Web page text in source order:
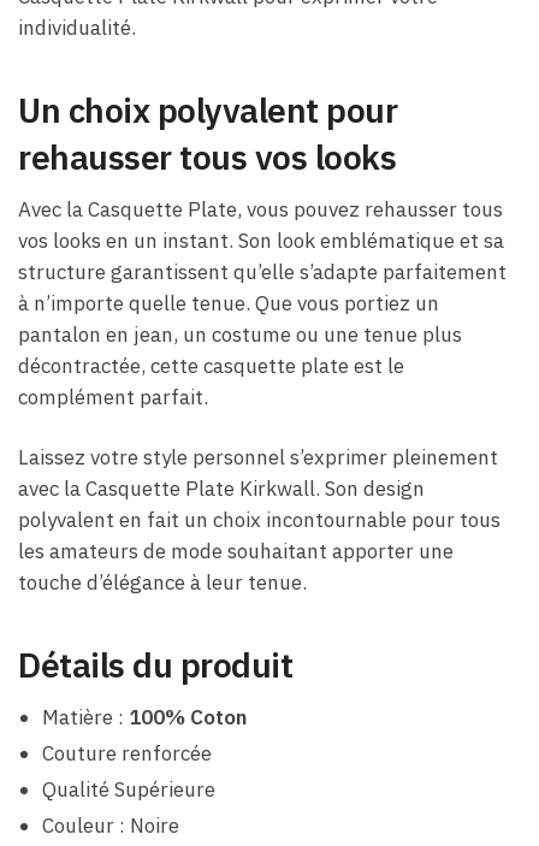
individualité.
Un choix polyvalent pour
rehausser tous vos looks
Avec la Casquette Plate, vous pouvez rehausser tous
vos looks en un instant. Son look emblématique et sa
structure garantissent qu’elle s’adapte parfaitement
à n’importe quelle tenue. Que vous portiez un
pantalon en jean, un costume ou une tenue plus
décontractée, cette casquette plate est le
complément parfait.
Laissez votre style personnel s’exprimer pleinement
avec la Casquette Plate Kirkwall. Son design
polyvalent en fait un choix incontournable pour tous
les amateurs de mode souhaitant apporter une
touche d’élégance à leur tenue.
Détails du produit
Matière : 100% Coton
Couture renforcée
Qualité Supérieure
Couleur : Noire